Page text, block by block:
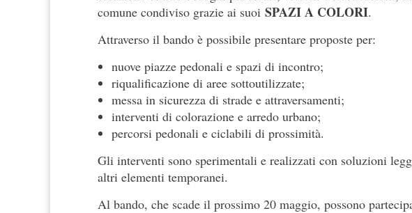
comune condiviso grazie ai suoi SPAZI A COLORI.
Attraverso il bando è possibile presentare proposte per:
nuove piazze pedonali e spazi di incontro;
riqualificazione di aree sottoutilizzate;
messa in sicurezza di strade e attraversamenti;
interventi di colorazione e arredo urbano;
percorsi pedonali e ciclabili di prossimità.
Gli interventi sono sperimentali e realizzati con soluzioni
altri elementi temporanei.
Al bando, che scade il prossimo 20 maggio, possono